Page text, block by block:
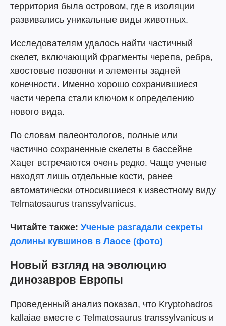
территория была островом, где в изоляции
развивались уникальные виды животных.
Исследователям удалось найти частичный
скелет, включающий фрагменты черепа, ребра,
хвостовые позвонки и элементы задней
конечности. Именно хорошо сохранившиеся
части черепа стали ключом к определению
нового вида.
По словам палеонтологов, полные или
частично сохраненные скелеты в бассейне
Хацег встречаются очень редко. Чаще ученые
находят лишь отдельные кости, ранее
автоматически относившиеся к известному виду
Telmatosaurus transsylvanicus.
Читайте также: Ученые разгадали секреты
долины кувшинов в Лаосе (фото)
Новый взгляд на эволюцию
динозавров Европы
Проведенный анализ показал, что Kryptohadros
kallaiae вместе с Telmatosaurus transsylvanicus и